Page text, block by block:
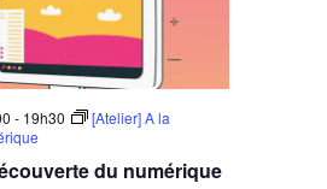
du numérique
- 19h30
[Atelier] A la